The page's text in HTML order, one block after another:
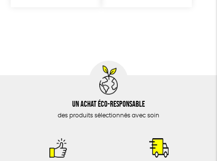
Un achat éco-responsable
des produits sélectionnés avec soin